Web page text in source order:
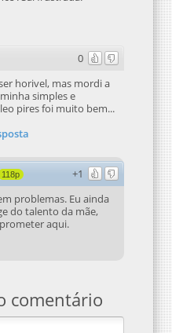
0
horivel, mas mordi a
simples e
pires foi muito bem...
+1
118p
problemas. Eu ainda
do talento da mãe,
aqui.
comentário